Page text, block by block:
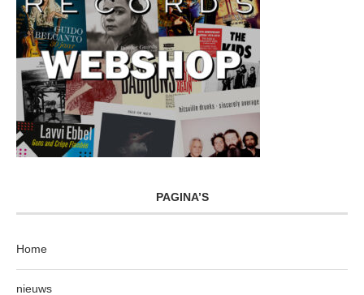
PAGINA’S
Home
nieuws